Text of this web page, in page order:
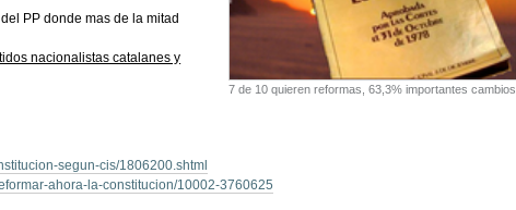
7 de 10 quieren reformas, 63,3% importantes cambios
PP donde mas de la mitad
nacionalistas catalanes y
segun-cis/1806200.shtml
ahora-la-constitucion/10002-3760625